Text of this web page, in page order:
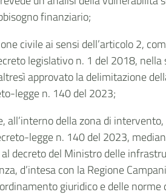
finanziario;
civile ai sensi dell’articolo 2,
legislativo n. 1 del 2018,
approvato la delimitazione
legge n. 140 del 2023;
della zona di
legge n. 140 del 2023,
decreto del Ministro delle
d’intesa con la Regione
giuridico e delle